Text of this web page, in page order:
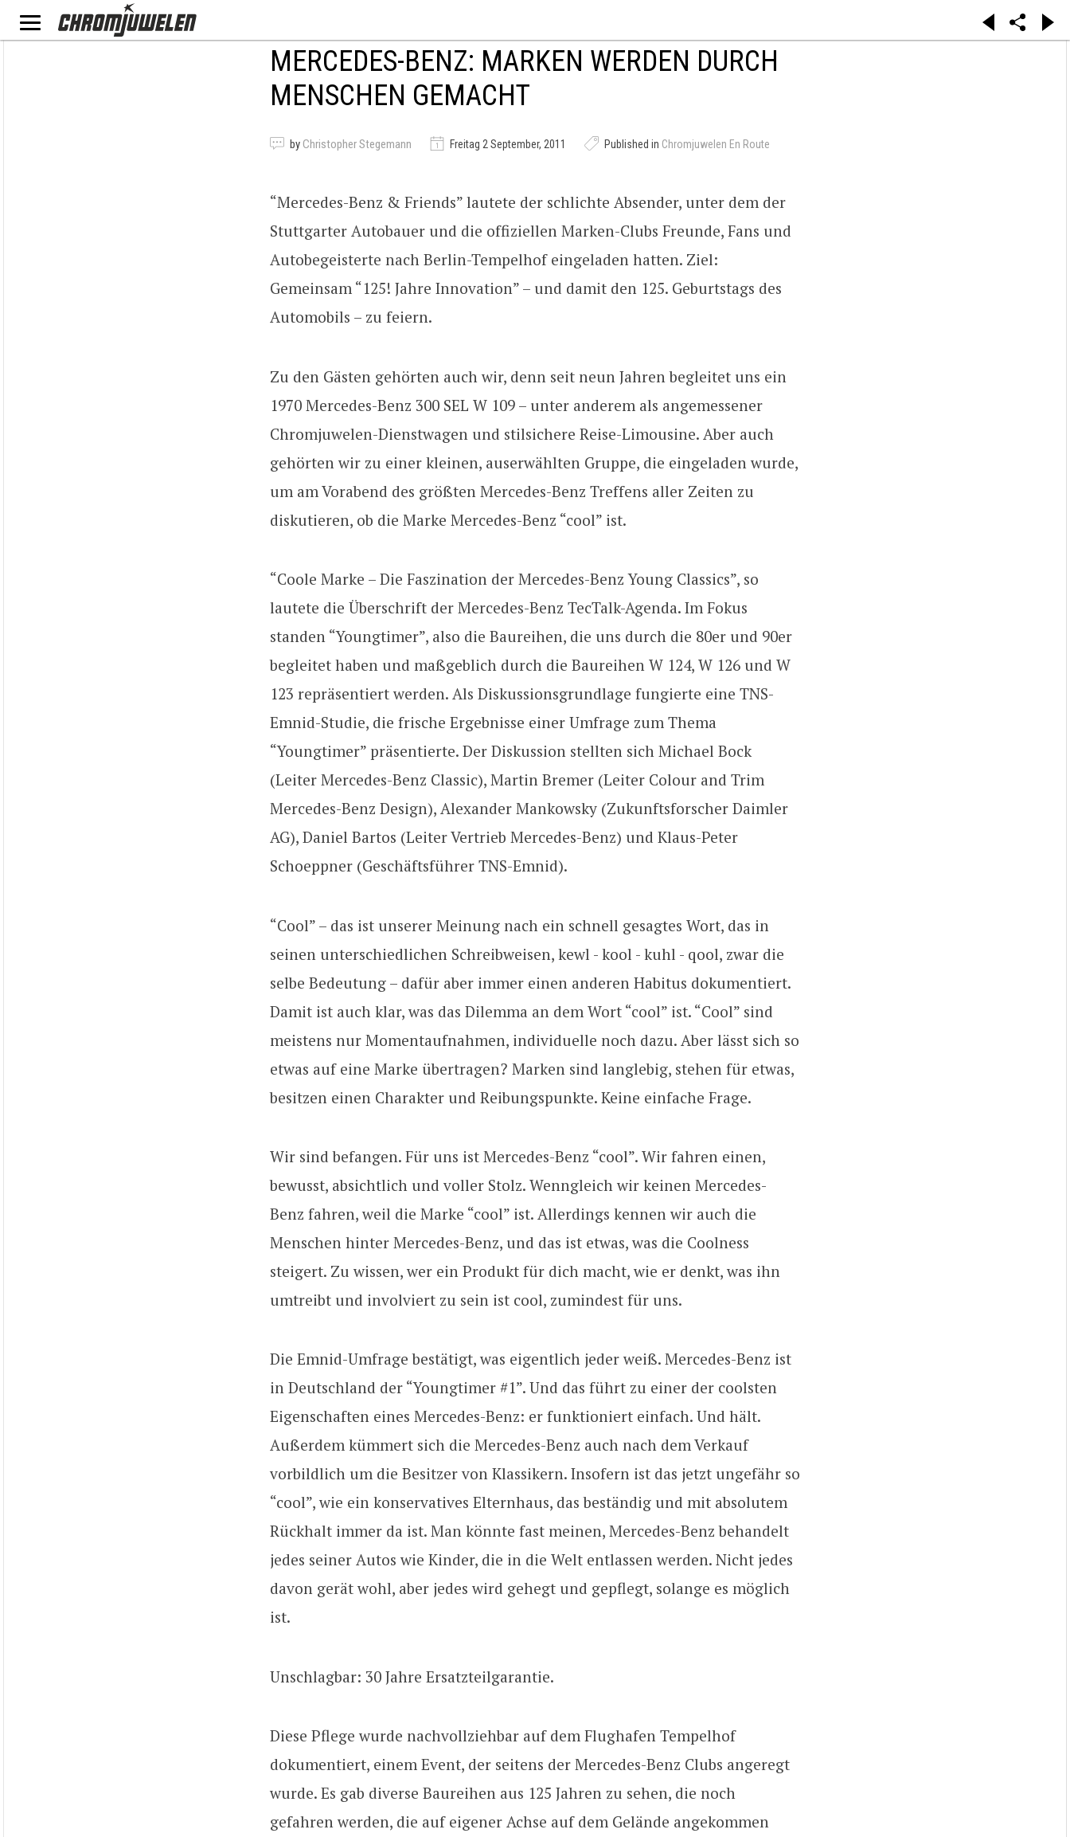
MERCEDES-BENZ: MARKEN WERDEN DURCH
MENSCHEN GEMACHT
by Christopher Stegemann Freitag 2 September, 2011 Published in Chromjuwelen En Route
“Mercedes-Benz & Friends” lautete der schlichte Absender, unter dem der
Stuttgarter Autobauer und die offiziellen Marken-Clubs Freunde, Fans und
Autobegeisterte nach Berlin-Tempelhof eingeladen hatten. Ziel:
Gemeinsam “125! Jahre Innovation” – und damit den 125. Geburtstags des
Automobils – zu feiern.
Zu den Gästen gehörten auch wir, denn seit neun Jahren begleitet uns ein
1970 Mercedes-Benz 300 SEL W 109 – unter anderem als angemessener
Chromjuwelen-Dienstwagen und stilsichere Reise-Limousine. Aber auch
gehörten wir zu einer kleinen, auserwählten Gruppe, die eingeladen wurde,
um am Vorabend des größten Mercedes-Benz Treffens aller Zeiten zu
diskutieren, ob die Marke Mercedes-Benz “cool” ist.
“Coole Marke – Die Faszination der Mercedes-Benz Young Classics”, so
lautete die Überschrift der Mercedes-Benz TecTalk-Agenda. Im Fokus
standen “Youngtimer”, also die Baureihen, die uns durch die 80er und 90er
begleitet haben und maßgeblich durch die Baureihen W 124, W 126 und W
123 repräsentiert werden. Als Diskussionsgrundlage fungierte eine TNS-
Emnid-Studie, die frische Ergebnisse einer Umfrage zum Thema
“Youngtimer” präsentierte. Der Diskussion stellten sich Michael Bock
(Leiter Mercedes-Benz Classic), Martin Bremer (Leiter Colour and Trim
Mercedes-Benz Design), Alexander Mankowsky (Zukunftsforscher Daimler
AG), Daniel Bartos (Leiter Vertrieb Mercedes-Benz) und Klaus-Peter
Schoeppner (Geschäftsführer TNS-Emnid).
“Cool” – das ist unserer Meinung nach ein schnell gesagtes Wort, das in
seinen unterschiedlichen Schreibweisen, kewl - kool - kuhl - qool, zwar die
selbe Bedeutung – dafür aber immer einen anderen Habitus dokumentiert.
Damit ist auch klar, was das Dilemma an dem Wort “cool” ist. “Cool” sind
meistens nur Momentaufnahmen, individuelle noch dazu. Aber lässt sich so
etwas auf eine Marke übertragen? Marken sind langlebig, stehen für etwas,
besitzen einen Charakter und Reibungspunkte. Keine einfache Frage.
Wir sind befangen. Für uns ist Mercedes-Benz “cool”. Wir fahren einen,
bewusst, absichtlich und voller Stolz. Wenngleich wir keinen Mercedes-
Benz fahren, weil die Marke “cool” ist. Allerdings kennen wir auch die
Menschen hinter Mercedes-Benz, und das ist etwas, was die Coolness
steigert. Zu wissen, wer ein Produkt für dich macht, wie er denkt, was ihn
umtreibt und involviert zu sein ist cool, zumindest für uns.
Die Emnid-Umfrage bestätigt, was eigentlich jeder weiß. Mercedes-Benz ist
in Deutschland der “Youngtimer #1”. Und das führt zu einer der coolsten
Eigenschaften eines Mercedes-Benz: er funktioniert einfach. Und hält.
Außerdem kümmert sich die Mercedes-Benz auch nach dem Verkauf
vorbildlich um die Besitzer von Klassikern. Insofern ist das jetzt ungefähr so
“cool”, wie ein konservatives Elternhaus, das beständig und mit absolutem
Rückhalt immer da ist. Man könnte fast meinen, Mercedes-Benz behandelt
jedes seiner Autos wie Kinder, die in die Welt entlassen werden. Nicht jedes
davon gerät wohl, aber jedes wird gehegt und gepflegt, solange es möglich
ist.
Unschlagbar: 30 Jahre Ersatzteilgarantie.
Diese Pflege wurde nachvollziehbar auf dem Flughafen Tempelhof
dokumentiert, einem Event, der seitens der Mercedes-Benz Clubs angeregt
wurde. Es gab diverse Baureihen aus 125 Jahren zu sehen, die noch
gefahren werden, die auf eigener Achse auf dem Gelände angekommen